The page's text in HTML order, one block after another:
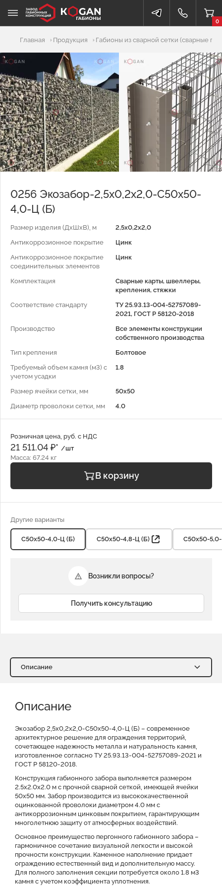
0
Добавлено в корзину
Главная Продукция Габионы из сварной сетки (сварные
0256 Экозабор-2,5х0,2х2,0-С50х50-
4,0-Ц (Б)
Размер изделия (ДхШхВ), м
2,5х0,2х2,0
Антикоррозионное покрытие
Цинк
Антикоррозионное покрытие
соединительных элементов
Цинк
Комплектация
Сварные карты, швеллеры,
крепления, стяжки
Соответствие стандарту
ТУ 25.93.13-004-52757089-
2021, ГОСТ Р 58120-2018
Производство
Все элементы конструкции
собственного производства
Тип крепления
Болтовое
Требуемый объем камня (м3) с
учетом усадки
1.8
Размер ячейки сетки, мм
50x50
Диаметр проволоки сетки, мм
4.0
Розничная цена, руб. с НДС
21 511.04 ₽* /шт
Масса: 67.24 кг
В корзину
Другие варианты
С50х50-4,0-Ц (Б) С50х50-4,8-Ц (Б) С50х50-
Возникли вопросы?
Получить консультацию
Описание
Доставка и оплата
Преимущества Оставить заявку на КП
Файлы для скачивания
Описание
Экозабор 2,5х0,2х2,0-С50х50-4,0-Ц (Б) – современное
архитектурное решение для ограждения территорий,
сочетающее надежность металла и натуральность камня,
изготовленное согласно ТУ 25.93.13-004-52757089-2021 и
ГОСТ Р 58120-2018.
Конструкция габионного забора выполняется размером
2.5х2.0х2.0 м с прочной сварной сеткой, имеющей ячейки
50x50 мм. Забор производится из высококачественной
оцинкованной проволоки диаметром 4.0 мм с
антикоррозионным цинковым покрытием, гарантирующим
многолетнюю защиту от атмосферных воздействий.
Основное преимущество пергонного габионного забора –
гармоничное сочетание визуальной легкости и высокой
прочности конструкции. Каменное наполнение придает
ограждению естественный вид и дополнительную массу.
Для полного заполнения секции потребуется около 1.8 м3
камня с учетом коэффициента уплотнения.